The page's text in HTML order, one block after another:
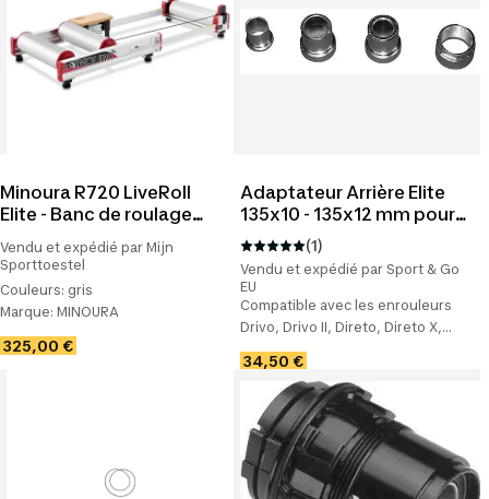
Minoura R720 LiveRoll
Elite - Banc de roulage
pour vélos de route et de
sport
Vendu et expédié par Mijn
Sporttoestel
Couleurs: gris
Marque: MINOURA
Taille:Sans taille
325,00 €
Adaptateur Arrière Elite
135x10 - 135x12 mm pour
Hometrainer Elite Direct
Drive
(1)
Vendu et expédié par Sport & Go
EU
Compatible avec les enrouleurs
Drivo, Drivo II, Direto, Direto X,
Kura, Turno - axe de roue 135 x 10
mm et 135 x 12 mm - 4 pièces
34,50 €